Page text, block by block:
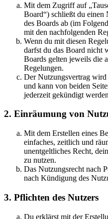
Mit dem Zugriff auf
Board“) schließt du einen
des Boards ab (im
mit den nachfolgenden
Wenn du mit diesen
darfst du das Board nicht
Boards gelten jeweils die
Regelungen.
Der Nutzungsvertrag wird
und kann von beiden
jederzeit gekündigt
2. Einräumung von
Mit dem Erstellen eines
einfaches, zeitlich und
unentgeltliches Recht,
zu nutzen.
Das Nutzungsrecht nach
nach Kündigung des
3. Pflichten des Nutzers
Du erklärst mit der